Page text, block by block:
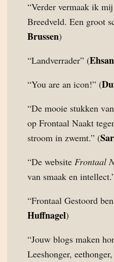
“Verder vermaak ik
Breedveld. Een groot
Brussen)
“Landverrader” (
“You are an icon!” (
“De mooie stukken
op Frontaal Naakt
stroom in zwemt.” (
“De website Frontaal
van smaak en
“Frontaal Gestoord
Huffnagel)
“Jouw blogs maken
Leeshonger,